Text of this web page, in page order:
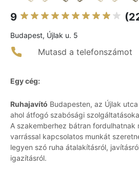
9
Budapest, Újlak u. 5
Mutasd a telefonszámot
Egy cég:
Ruhajavító Budapesten, az Újlak
ahol átfogó szabósági
A szakemberhez bátran fordulhatnak
varrással kapcsolatos munkát
legyen szó ruha átalakításról,
igazításról.